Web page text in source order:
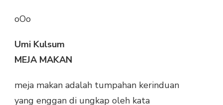
oOo
Umi Kulsum
MEJA MAKAN
meja makan adalah tumpahan kerinduan
yang enggan di ungkap oleh kata